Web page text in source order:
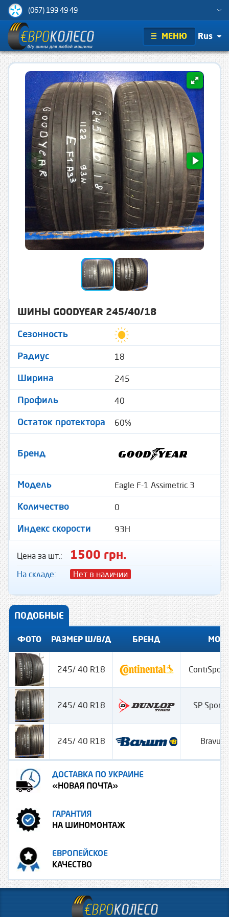
(067) 199 49 49
МЕНЮ Rus
ШИНЫ GOODYEAR 245/40/18
Сезонность
Радиус 18
Ширина 245
Профиль 40
Остаток протектора 60%
Бренд
Модель Eagle F-1 Assimetric 3
Количество 0
Индекс скорости 93H
Цена за шт.: 1500 грн.
На складе: Нет в наличии
ПОДОБНЫЕ
ФОТО РАЗМЕР Ш/В/Д БРЕНД
245/ 40 R18
245/ 40 R18 SP Sport
245/ 40 R18
ДОСТАВКА ПО УКРАИНЕ
«НОВАЯ ПОЧТА»
ГАРАНТИЯ
НА ШИНОМОНТАЖ
ЕВРОПЕЙСКОЕ
КАЧЕСТВО